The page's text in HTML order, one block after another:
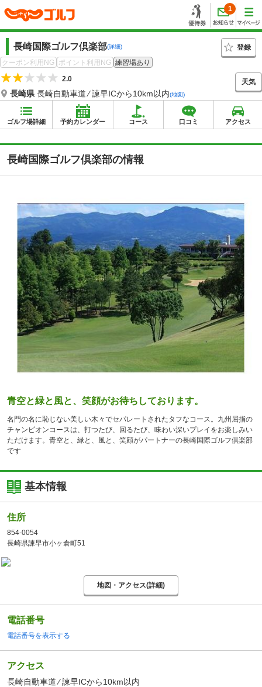
1
長崎国際ゴルフ倶楽部(詳細)
登録
クーポン利用NG
ポイント利用NG 練習場あり
2.0
長崎県 長崎自動車道 ⁄ 諫早ICから10km以内(地図)
天気
ゴルフ場詳細 予約カレンダー コース 口コミ アクセス
長崎国際ゴルフ倶楽部の情報
青空と緑と風と、笑顔がお待ちしております。
名門の名に恥じない美しい木々でセパレートされたタフなコース。九州屈指の
チャンピオンコースは、打つたび、回るたび、味わい深いプレイをお楽しみい
ただけます。青空と、緑と、風と、笑顔がパートナーの長崎国際ゴルフ倶楽部
です
基本情報
住所
854-0054
長崎県諫早市小ヶ倉町51
地図・アクセス(詳細)
電話番号
電話番号を表示する
アクセス
長崎自動車道 ⁄ 諫早ICから10km以内